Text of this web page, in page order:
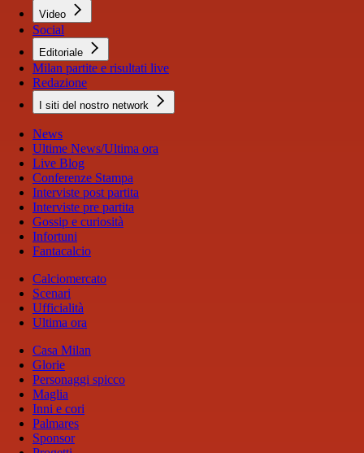
Video
Social
Editoriale
Milan partite e risultati live
Redazione
I siti del nostro network
News
Ultime News/Ultima ora
Live Blog
Conferenze Stampa
Interviste post partita
Interviste pre partita
Gossip e curiosità
Infortuni
Fantacalcio
Calciomercato
Scenari
Ufficialità
Ultima ora
Casa Milan
Glorie
Personaggi spicco
Maglia
Inni e cori
Palmares
Sponsor